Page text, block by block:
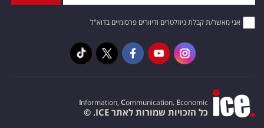
אני מאשר/ת קבלת ניוזלטרים ודיוורים פרסומיים בדוא"ל
Information, Communication, Economic
כל הזכויות שמורות לאתר ICE. ©